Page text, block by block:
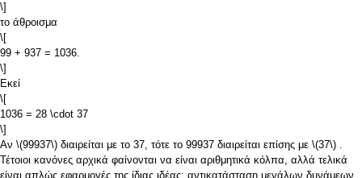
\]
το άθροισμα
\[
99 + 937 = 1036.
\]
Εκεί
\[
1036 = 28 \cdot 37
\]
Αν \(99937\) διαιρείται με το 37, τότε το 99937 διαιρείται επίσης με \(37\) .
Τέτοιοι κανόνες αρχικά φαίνονται να είναι αριθμητικά κόλπα, αλλά τελικά
είναι απλώς εφαρμογές της ίδιας ιδέας: αντικατάσταση μεγάλων δυνάμεων